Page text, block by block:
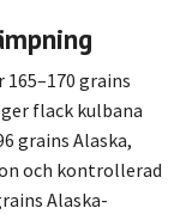
grains
flack kulbana
grains Alaska,
och kontrollerad
Alaska-